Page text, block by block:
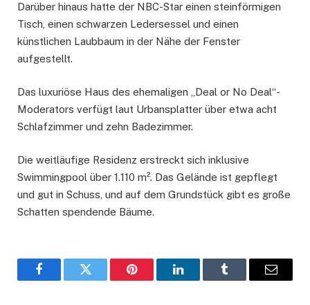
Darüber hinaus hatte der NBC-Star einen steinförmigen
Tisch, einen schwarzen Ledersessel und einen
künstlichen Laubbaum in der Nähe der Fenster
aufgestellt.
Das luxuriöse Haus des ehemaligen „Deal or No Deal“-
Moderators verfügt laut Urbansplatter über etwa acht
Schlafzimmer und zehn Badezimmer.
Die weitläufige Residenz erstreckt sich inklusive
Swimmingpool über 1.110 m². Das Gelände ist gepflegt
und gut in Schuss, und auf dem Grundstück gibt es große
Schatten spendende Bäume.
FacebookTwitter Pinterest LinkedInTumblr Email